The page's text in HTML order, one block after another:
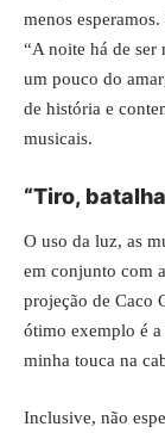
menos
“A noite há de ser
um pouco do
de história e
musicais.
“Tiro,
O uso da luz, as
em conjunto com
projeção de Caco
ótimo exemplo é
minha touca na
Inclusive, não